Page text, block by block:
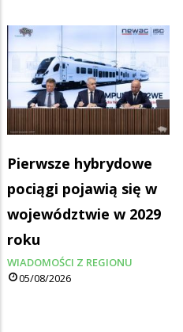
Pierwsze hybrydowe
pociągi pojawią się w
województwie w 2029
roku
WIADOMOŚCI Z REGIONU
05/08/2026